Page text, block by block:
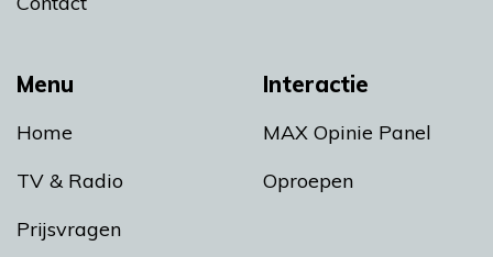
Menu
Home
TV & Radio
Prijsvragen
Interactie
MAX Opinie Panel
Oproepen